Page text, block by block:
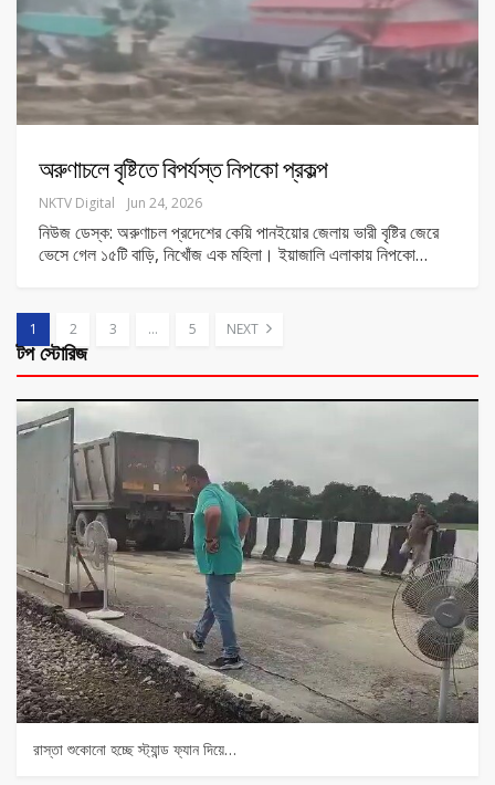
অরুণাচলে বৃষ্টিতে বিপর্যস্ত নিপকো প্রকল্প
NKTV Digital Jun 24, 2026
নিউজ ডেস্ক: অরুণাচল প্রদেশের কেয়ি পানইয়োর জেলায় ভারী বৃষ্টির জেরে
ভেসে গেল ১৫টি বাড়ি, নিখোঁজ এক মহিলা। ইয়াজালি এলাকায় নিপকো…
1 2 3 … 5 NEXT
টপ স্টোরিজ
রাস্তা শুকোনো হচ্ছে স্ট্যান্ড ফ্যান দিয়ে…